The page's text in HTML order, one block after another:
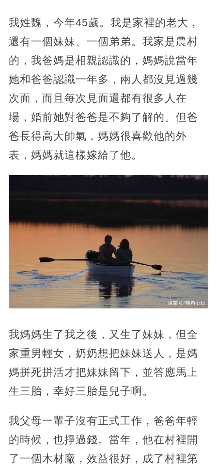
我姓魏，今年45歲。我是家裡的老大，
還有一個妹妹、一個弟弟。我家是農村
的，我爸媽是相親認識的，媽媽說當年
她和爸爸認識一年多，兩人都沒見過幾
次面，而且每次見面還都有很多人在
場，婚前她對爸爸是不夠了解的。但爸
爸長得高大帥氣，媽媽很喜歡他的外
表，媽媽就這樣嫁給了他。
我媽媽生了我之後，又生了妹妹，但全
家重男輕女，奶奶想把妹妹送人，是媽
媽拼死拼活才把妹妹留下，並答應馬上
生三胎，幸好三胎是兒子啊。
我父母一輩子沒有正式工作，爸爸年輕
的時候，也掙過錢。當年，他在村裡開
了一個木材廠，效益很好，成了村裡第